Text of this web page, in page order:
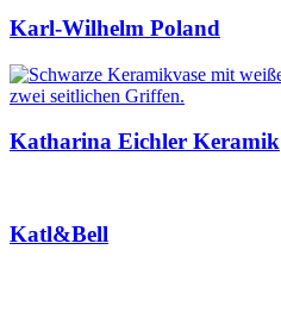
Karl-Wilhelm Poland
Katharina Eichler Keramik
Katl&Bell